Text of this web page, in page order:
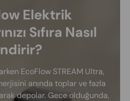
Elektrik
Sıfıra Nasıl
EcoFlow STREAM Ultra,
anında toplar ve fazla
depolar. Gece olduğunda,